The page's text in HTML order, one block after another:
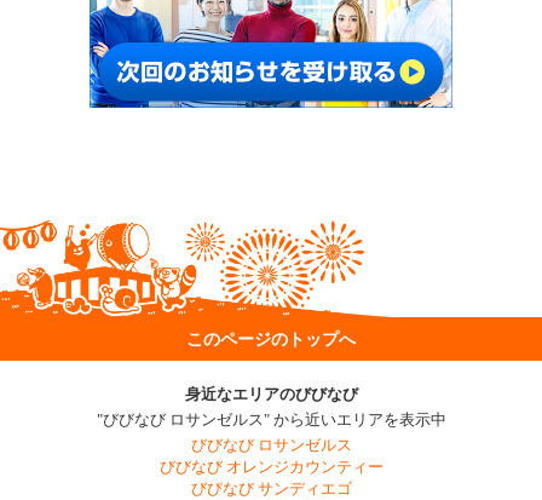
このページのトップへ
身近なエリアのびびなび
"びびなび ロサンゼルス" から近いエリアを表示中
びびなび ロサンゼルス
びびなび オレンジカウンティー
びびなび サンディエゴ